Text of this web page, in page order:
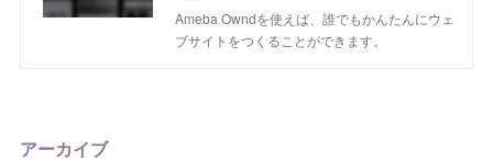
Ameba Owndを使えば、誰でもかんたんにウェ
ブサイトをつくることができます。
アーカイブ